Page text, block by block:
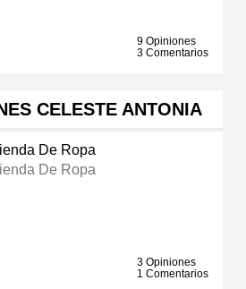
9 Opiniones
3 Comentarios
CELESTE ANTONIA
De Ropa
De Ropa
3 Opiniones
1 Comentarios